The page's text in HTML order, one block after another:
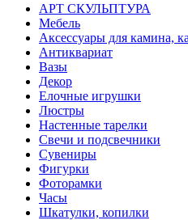
АРТ СКУЛЬПТУРА
Мебель
Аксессуары для камина,
Антиквариат
Вазы
Декор
Елочные игрушки
Люстры
Настенные тарелки
Свечи и подсвечники
Сувениры
Фигурки
Фоторамки
Часы
Шкатулки, копилки